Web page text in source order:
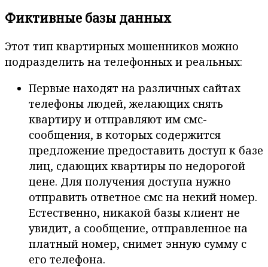
Фиктивные базы данных
Этот тип квартирных мошенников можно
подразделить на телефонных и реальных:
Первые находят на различных сайтах
телефоны людей, желающих снять
квартиру и отправляют им смс-
сообщения, в которых содержится
предложение предоставить доступ к базе
лиц, сдающих квартиры по недорогой
цене. Для получения доступа нужно
отправить ответное смс на некий номер.
Естественно, никакой базы клиент не
увидит, а сообщение, отправленное на
платный номер, снимет энную сумму с
его телефона.